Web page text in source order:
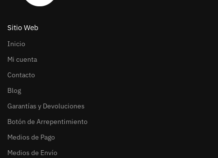
Sitio Web
Inicio
Mi cuenta
Contacto
Blog
Garantías y Devoluciones
Botón de Arrepentimiento
Medios de Pago
Medios de Envío